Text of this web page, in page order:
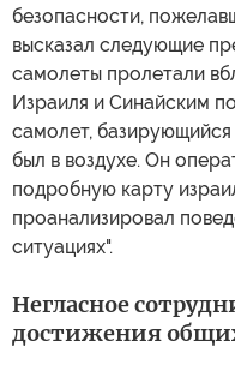
безопасности,
высказал следующие
самолеты пролетали
Израиля и Синайским
самолет,
был в воздухе. Он
подробную карту
проанализировал
ситуациях".
Негласное
достижения